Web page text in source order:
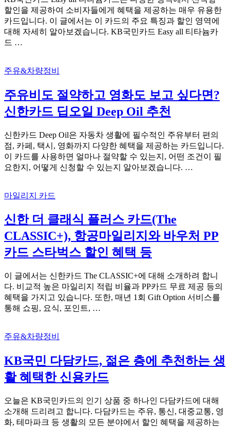
할인을 제공하여 소비자들에게 혜택을 제공하는 매우 유용한
카드입니다. 이 글에서는 이 카드의 주요 특징과 할인 영역에
대해 자세히 알아보겠습니다. KB국민카드 Easy all 티타늄카
드 …
주유&차량정비
주유비도 절약하고 영화도 보고 싶다면?
신한카드 딥오일 Deep Oil 추천
신한카드 Deep Oil은 자동차 생활에 필수적인 주유부터 편의
점, 카페, 택시, 영화까지 다양한 혜택을 제공하는 카드입니다.
이 카드를 사용하면 얼마나 절약할 수 있는지, 어떤 조건이 필
요한지, 어떻게 신청할 수 있는지 알아보겠습니다. …
마일리지 카드
신한 더 클래식 플러스 카드(The
CLASSIC+), 항공마일리지와 바우처 PP
카드 스타벅스 할인 혜택 등
이 글에서는 신한카드 The CLASSIC+에 대해 소개하려 합니
다. 비교적 높은 마일리지 적립 비율과 PP카드 무료 제공 등의
혜택을 가지고 있습니다. 또한, 매년 1회 Gift Option 서비스를
통해 쇼핑, 요식, 포인트, …
주유&차량정비
KB국민 다담카드, 젊은 층에 추천하는 생
활 혜택한 신용카드
오늘은 KB국민카드의 인기 상품 중 하나인 다담카드에 대해
소개해 드리려고 합니다. 다담카드는 주유, 통신, 대중교통, 영
화, 테마파크 등 생활의 모든 분야에서 할인 혜택을 제공하는